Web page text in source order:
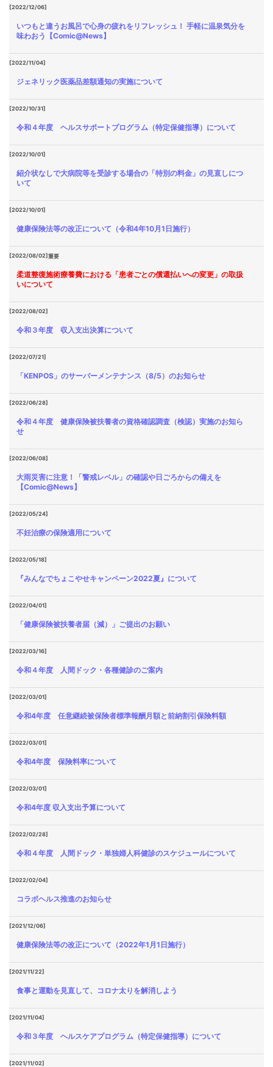
[2022/12/06]
いつもと違うお風呂で心身の疲れをリフレッシュ！ 手軽に温泉気分を
味わおう【Comic@News】
[2022/11/04]
ジェネリック医薬品差額通知の実施について
[2022/10/31]
令和４年度 ヘルスサポートプログラム（特定保健指導）について
[2022/10/01]
紹介状なしで大病院等を受診する場合の「特別の料金」の見直しにつ
いて
[2022/10/01]
健康保険法等の改正について（令和4年10月1日施行）
[2022/08/02]重要
柔道整復施術療養費における「患者ごとの償還払いへの変更」の取扱
いについて
[2022/08/02]
令和３年度 収入支出決算について
[2022/07/21]
「KENPOS」のサーバーメンテナンス（8/5）のお知らせ
[2022/06/28]
令和４年度 健康保険被扶養者の資格確認調査（検認）実施のお知ら
せ
[2022/06/08]
大雨災害に注意！「警戒レベル」の確認や日ごろからの備えを
【Comic@News】
[2022/05/24]
不妊治療の保険適用について
[2022/05/18]
『みんなでちょこやせキャンペーン2022夏』について
[2022/04/01]
「健康保険被扶養者届（減）」ご提出のお願い
[2022/03/16]
令和４年度 人間ドック・各種健診のご案内
[2022/03/01]
令和4年度 任意継続被保険者標準報酬月額と前納割引保険料額
[2022/03/01]
令和4年度 保険料率について
[2022/03/01]
令和4年度 収入支出予算について
[2022/02/28]
令和４年度 人間ドック・単独婦人科健診のスケジュールについて
[2022/02/04]
コラボヘルス推進のお知らせ
[2021/12/06]
健康保険法等の改正について（2022年1月1日施行）
[2021/11/22]
食事と運動を見直して、コロナ太りを解消しよう
[2021/11/04]
令和３年度 ヘルスケアプログラム（特定保健指導）について
[2021/11/02]